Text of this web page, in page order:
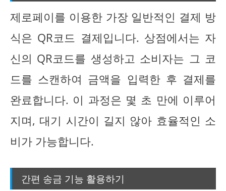
제로페이를 이용한 가장 일반적인 결제 방
식은 QR코드 결제입니다. 상점에서는 자
신의 QR코드를 생성하고 소비자는 그 코
드를 스캔하여 금액을 입력한 후 결제를
완료합니다. 이 과정은 몇 초 만에 이루어
지며, 대기 시간이 길지 않아 효율적인 소
비가 가능합니다.
간편 송금 기능 활용하기